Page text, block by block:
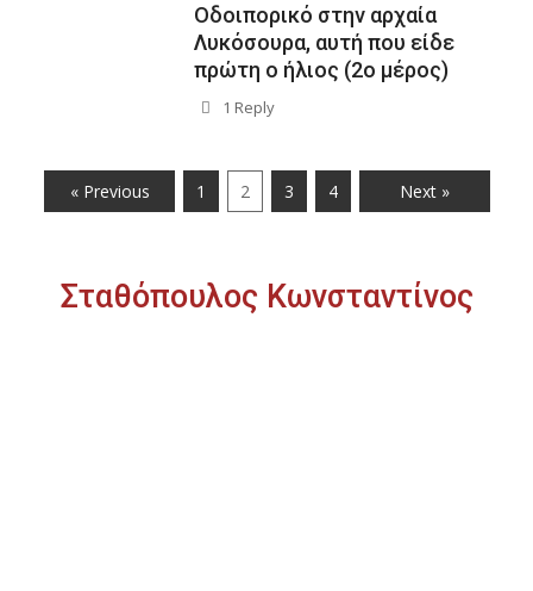
Οδοιπορικό στην αρχαία
Λυκόσουρα, αυτή που είδε
πρώτη ο ήλιος (2ο μέρος)
1 Reply
« Previous 1 2 3 4 Next »
Σταθόπουλος Κωνσταντίνος